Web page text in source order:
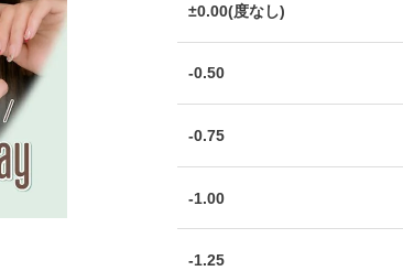
±0.00(度なし)
-0.50
-0.75
-1.00
-1.25